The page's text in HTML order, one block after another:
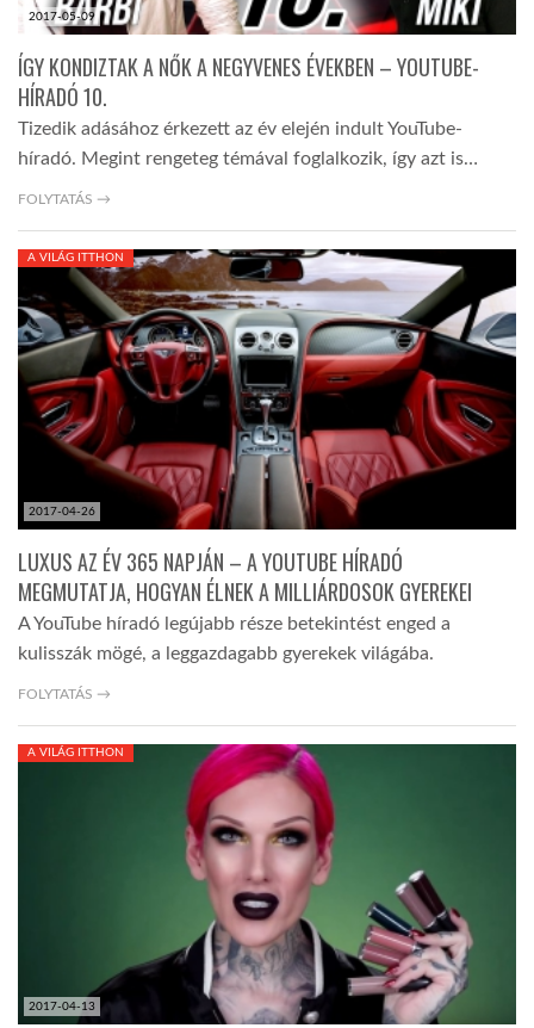
2017-05-09
ÍGY KONDIZTAK A NŐK A NEGYVENES ÉVEKBEN – YOUTUBE-
HÍRADÓ 10.
Tizedik adásához érkezett az év elején indult YouTube-
híradó. Megint rengeteg témával foglalkozik, így azt is…
FOLYTATÁS →
2017-04-26
A VILÁG ITTHON
LUXUS AZ ÉV 365 NAPJÁN – A YOUTUBE HÍRADÓ
MEGMUTATJA, HOGYAN ÉLNEK A MILLIÁRDOSOK GYEREKEI
A YouTube híradó legújabb része betekintést enged a
kulisszák mögé, a leggazdagabb gyerekek világába.
FOLYTATÁS →
2017-04-13
A VILÁG ITTHON